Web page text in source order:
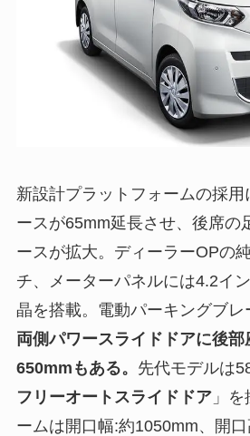
新設計プラットフォームの採
ースが65mm延長させ、後席の
ースが拡大。ディーラーOPの
チ、メーターパネルには4.2イ
晶を搭載。電動パーキングブレ
両側パワースライドドアに後
650mmもある。 先代モデルは
フリーオートスライドドア」を
ームは開口幅:約1050mm、開